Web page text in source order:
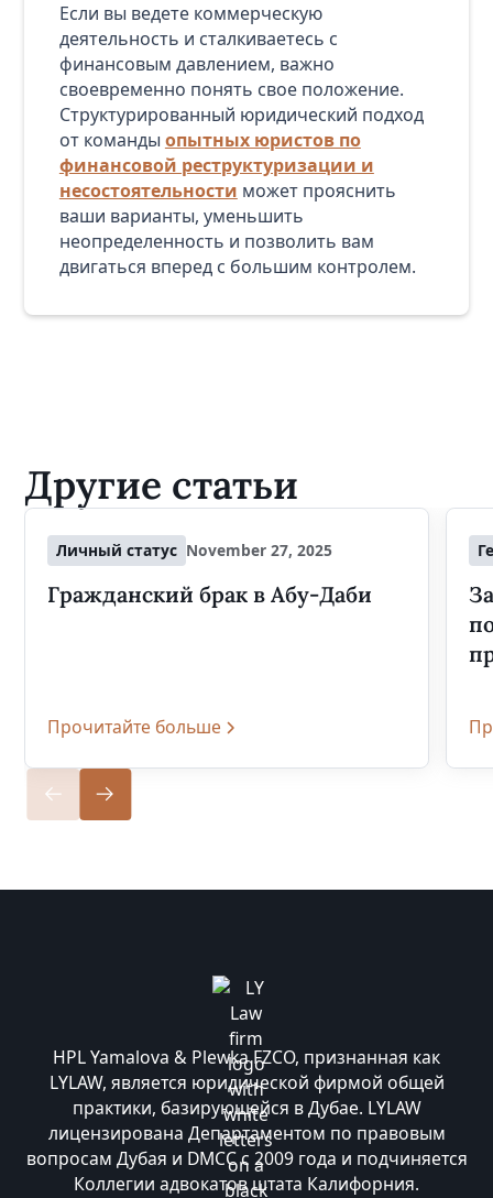
Если вы ведете коммерческую
деятельность и сталкиваетесь с
финансовым давлением, важно
своевременно понять свое положение.
Структурированный юридический подход
от команды опытных юристов по
финансовой реструктуризации и
несостоятельности может прояснить
ваши варианты, уменьшить
неопределенность и позволить вам
двигаться вперед с большим контролем.
Другие статьи
Личный статус November 27, 2025
Гражданский брак в Абу-Даби
Прочитайте больше
HPL Yamalova & Plewka FZCO, признанная как
LYLAW, является юридической фирмой общей
практики, базирующейся в Дубае. LYLAW
лицензирована Департаментом по правовым
вопросам Дубая и DMCC с 2009 года и подчиняется
Коллегии адвокатов штата Калифорния.